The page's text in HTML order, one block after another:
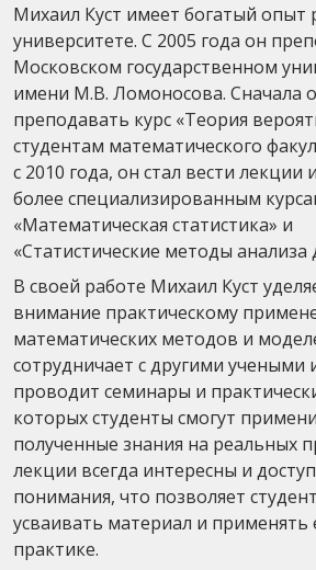
Михаил Куст имеет богатый опыт
университете. С 2005 года он
Московском государственном
имени М.В. Ломоносова. Сначала
преподавать курс «Теория
студентам математического
с 2010 года, он стал вести лекции
более специализированным
«Математическая статистика» и
«Статистические методы анализа
В своей работе Михаил Куст
внимание практическому
математических методов и
сотрудничает с другими учеными
проводит семинары и
которых студенты смогут
полученные знания на реальных
лекции всегда интересны и
понимания, что позволяет
усваивать материал и применять
практике.